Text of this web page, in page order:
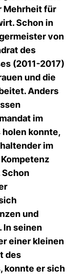
Mehrheit für
Schon in
von
des
(2011-2017)
und die
Anders
im
konnte,
im
Schon
und
In seinen
einer kleinen
des
konnte er sich